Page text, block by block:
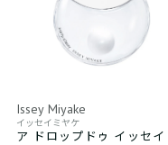
Issey Miyake
イッセイミヤケ
ア ドロップドゥ イッセイ